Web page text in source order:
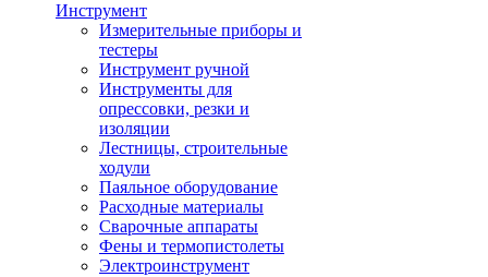
Инструмент
Измерительные приборы и
тестеры
Инструмент ручной
Инструменты для
опрессовки, резки и
изоляции
Лестницы, строительные
ходули
Паяльное оборудование
Расходные материалы
Сварочные аппараты
Фены и термопистолеты
Электроинструмент